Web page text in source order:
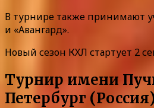
В турнире также принимают
и «Авангард».
Новый сезон КХЛ стартует 2
Турнир имени
Петербург